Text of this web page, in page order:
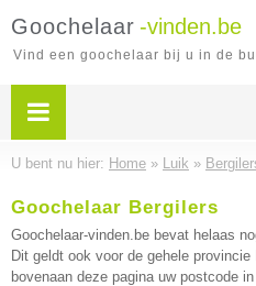
Goochelaar -vinden.be
Vind een goochelaar bij u in de
U bent nu hier: Home » Luik »
Goochelaar Bergilers
Goochelaar-vinden.be bevat helaas
Dit geldt ook voor de gehele provincie
bovenaan deze pagina uw postcode